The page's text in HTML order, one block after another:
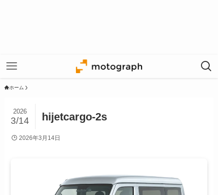
ホーム
hijetcargo-2s
2026
3/14
2026年3月14日